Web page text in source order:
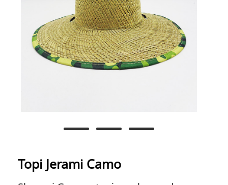
Topi Jerami Camo